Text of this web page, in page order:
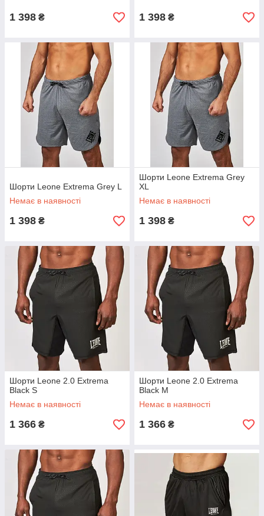
1 398 ₴ 1 398 ₴
Шорти Leone Extrema Grey L
Немає в наявності
1 398 ₴
Шорти Leone Extrema Grey
XL
Немає в наявності
1 398 ₴
Шорти Leone 2.0 Extrema
Black S
Немає в наявності
1 366 ₴
Шорти Leone 2.0 Extrema
Black M
Немає в наявності
1 366 ₴